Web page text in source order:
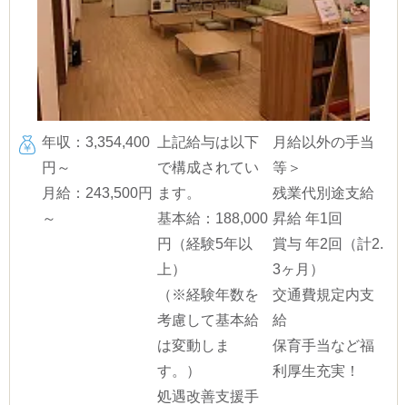
年収：3,354,400
円～
月給：243,500円
～
上記給与は以下
で構成されてい
ます。
基本給：188,000
円（経験5年以
上）
（※経験年数を
考慮して基本給
は変動しま
す。）
処遇改善支援手
月給以外の手当
等＞
残業代別途支給
昇給 年1回
賞与 年2回（計2.
3ヶ月）
交通費規定内支
給
保育手当など福
利厚生充実！